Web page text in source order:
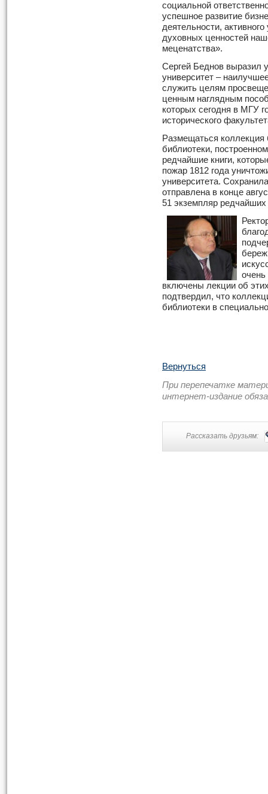
социальной
успешное развитие
деятельности,
духовных ценностей
меценатства».
Сергей Беднов выразил
университет –
служить целям
ценным наглядным
которых сегодня в МГУ
исторического
Размещаться
библиотеки,
редчайшие книги,
пожар 1812 года
университета.
отправлена в конце
51 экземпляр редчайших
включены лекции об
подтвердил, что
библиотеки в
Вернуться
При перепечатке
интернет-издание
Рассказать друзьям: